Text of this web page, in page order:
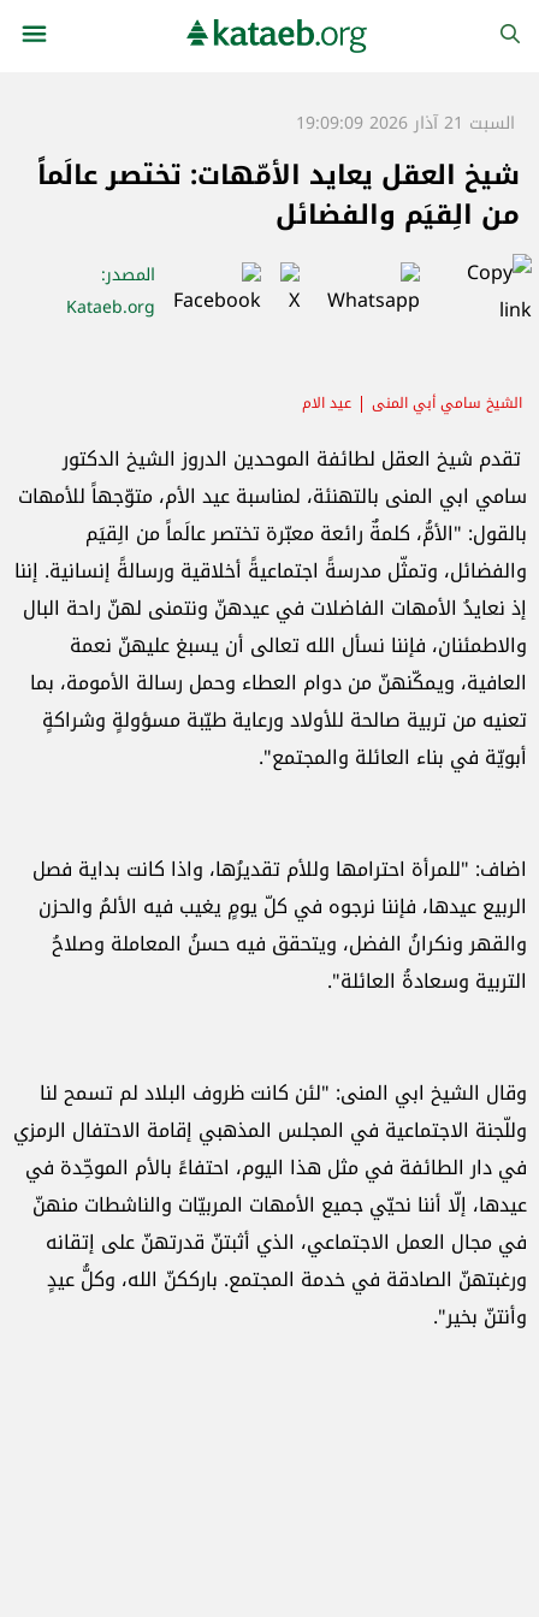
السبت 21 آذار 2026 19:09:09
شيخ العقل يعايد الأمّهات: تختصر عالَماً
من الِقيَم والفضائل
المصدر:
Kataeb.org
الشيخ سامي أبي المنى عيد الام
تقدم شيخ العقل لطائفة الموحدين الدروز الشيخ الدكتور
سامي ابي المنى بالتهنئة، لمناسبة عيد الأم، متوّجهاً للأمهات
بالقول: "الأمُّ، كلمةٌ رائعة معبّرة تختصر عالَماً من الِقيَم
والفضائل، وتمثّل مدرسةً اجتماعيةً أخلاقية ورسالةً إنسانية. إننا
إذ نعايدُ الأمهات الفاضلات في عيدهنّ ونتمنى لهنّ راحة البال
والاطمئنان، فإننا نسأل الله تعالى أن يسبغ عليهنّ نعمة
العافية، ويمكّنهنّ من دوام العطاء وحمل رسالة الأمومة، بما
تعنيه من تربية صالحة للأولاد ورعاية طيّبة مسؤولةٍ وشراكةٍ
أبويّة في بناء العائلة والمجتمع".
اضاف: "للمرأة احترامها وللأم تقديرُها، واذا كانت بداية فصل
الربيع عيدها، فإننا نرجوه في كلّ يومٍ يغيب فيه الألمُ والحزن
والقهر ونكرانُ الفضل، ويتحقق فيه حسنُ المعاملة وصلاحُ
التربية وسعادةُ العائلة".
وقال الشيخ ابي المنى: "لئن كانت ظروف البلاد لم تسمح لنا
وللّجنة الاجتماعية في المجلس المذهبي إقامة الاحتفال الرمزي
في دار الطائفة في مثل هذا اليوم، احتفاءً بالأم الموحِّدة في
عيدها، إلّا أننا نحيّي جميع الأمهات المربيّات والناشطات منهنّ
في مجال العمل الاجتماعي، الذي أثبتنّ قدرتهنّ على إتقانه
ورغبتهنّ الصادقة في خدمة المجتمع. بارككنّ الله، وكلُّ عيدٍ
وأنتنّ بخير".